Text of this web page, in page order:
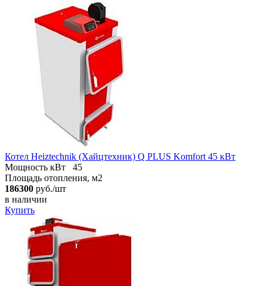
Котел Heiztechnik (Хайцтехник) Q PLUS Komfort 45 кВт
Мощность кВт
45
Площадь отопления, м2
186300 руб./шт
в наличии
Купить